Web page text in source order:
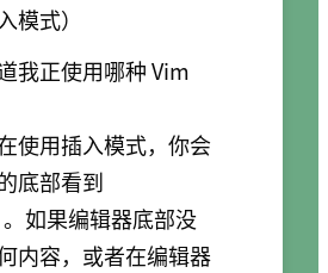
模式）
我正使用哪种 Vim
使用插入模式，你会
底部看到
。如果编辑器底部没
内容，或者在编辑器